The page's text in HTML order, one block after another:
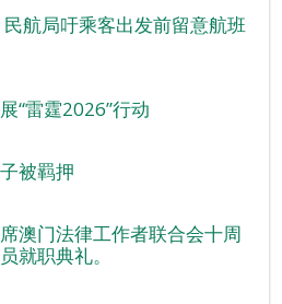
航局吁乘客出发前留意航班
“雷霆2026”行动
被羁押
澳门法律工作者联合会十周
就职典礼。